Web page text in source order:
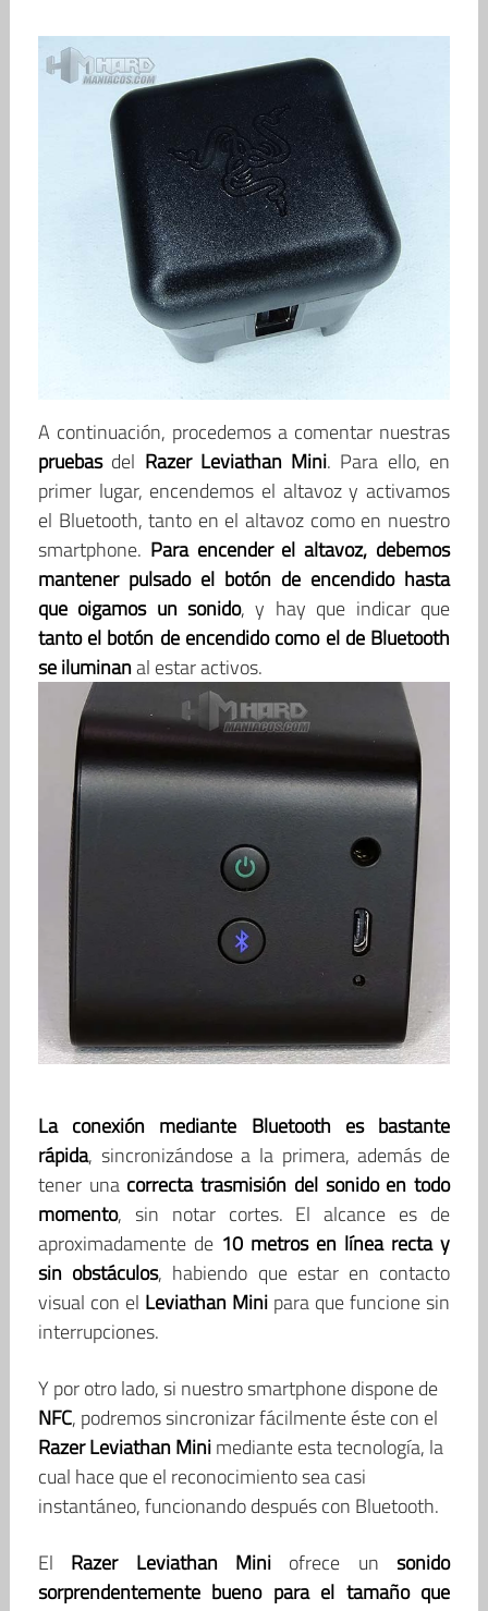
A continuación, procedemos a comentar nuestras
pruebasdel Razer Leviathan Mini. Para ello, en
primer lugar, encendemos el altavoz y activamos
el Bluetooth, tanto en el altavoz como en nuestro
smartphone. Para encender el altavoz, debemos
mantener pulsado el botón de encendido hasta
que oigamos un sonido, y hay que indicar que
tanto el botón de encendido como el de Bluetooth
se iluminanal estar activos.
La conexión mediante Bluetooth es bastante
rápida, sincronizándose a la primera, además de
tener una correcta trasmisión del sonido en todo
momento, sin notar cortes. El alcance es de
aproximadamente de 10 metros en línea recta y
sin obstáculos, habiendo que estar en contacto
visual con el Leviathan Mini para que funcione sin
interrupciones.
Y por otro lado, si nuestro smartphone dispone de
NFC, podremos sincronizar fácilmente éste con el
Razer Leviathan Minimediante esta tecnología, la
cual hace que el reconocimiento sea casi
instantáneo, funcionando después con Bluetooth.
El Razer Leviathan Mini ofrece unsonido
sorprendentemente bueno para el tamaño que